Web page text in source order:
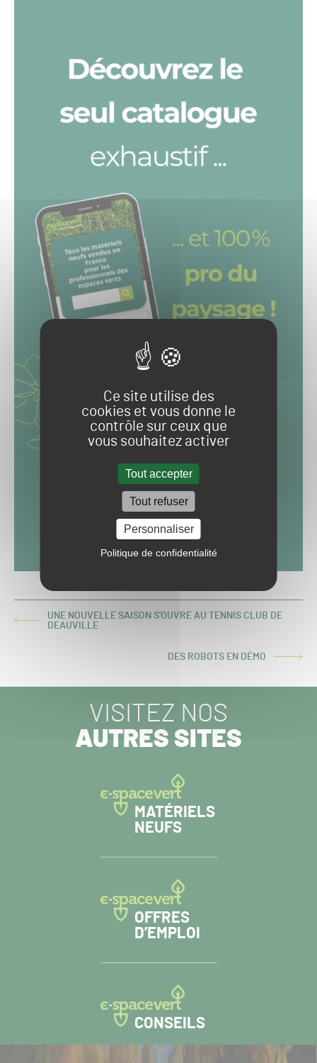
Ce site utilise des
cookies et vous donne le
contrôle sur ceux que
vous souhaitez activer
Tout accepter
Tout refuser
Personnaliser
Politique de confidentialité
ARTICLE
UNE NOUVELLE SAISON S'OUVRE AU TENNIS CLUB DE
DEAUVILLE
ARTICLE
DES ROBOTS EN DÉMO
VISITEZ NOS
AUTRES SITES
MATÉRIELS
NEUFS
OFFRES
D’EMPLOI
CONSEILS